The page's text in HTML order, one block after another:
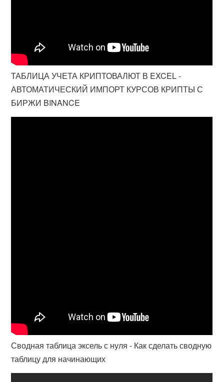
ТАБЛИЦА УЧЕТА КРИПТОВАЛЮТ В EXCEL -
АВТОМАТИЧЕСКИЙ ИМПОРТ КУРСОВ КРИПТЫ С
БИРЖИ BINANCE
Сводная таблица эксель с нуля - Как сделать сводную
таблицу для начинающих